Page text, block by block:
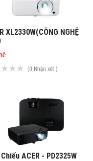
XL2330W(CÔNG NGHỆ
(0 Nhận xét )
ACER - PD2325W